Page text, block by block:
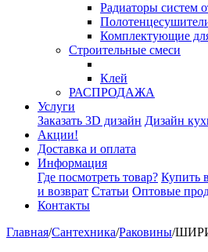
Радиаторы систем
Комплектующие
Строительные смеси
Клей
РАСПРОДАЖА
Услуги
Заказать 3D дизайн Дизайн
Акции!
Доставка и оплата
Информация
Где посмотреть товар? Купить
и возврат Статьи Оптовые
Контакты
Главная/Сантехника/Раковины/